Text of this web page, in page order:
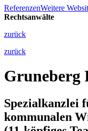
ReferenzenWeitere
Rechtsanwälte
zurück
zurück
Gruneberg
Spezialkanzlei
kommunalen